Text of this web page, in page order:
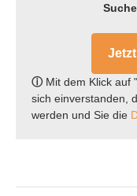
ⓘ Mit dem Klick auf
sich einverstanden,
werden und Sie die